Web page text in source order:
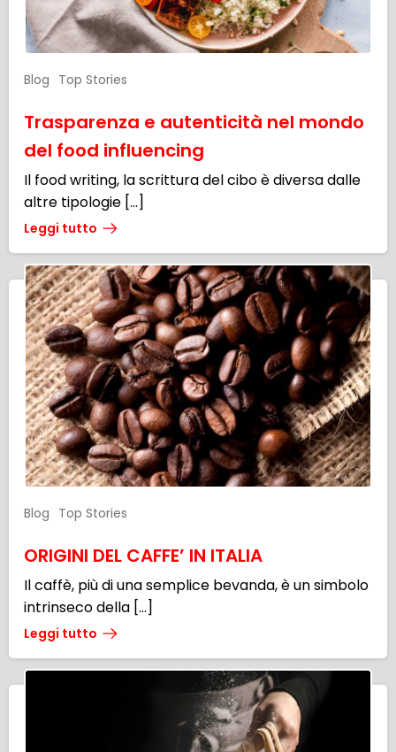
Blog Top Stories
Trasparenza e autenticità nel mondo
del food influencing
Il food writing, la scrittura del cibo è diversa dalle
altre tipologie […]
Leggi tutto
Blog Top Stories
ORIGINI DEL CAFFE’ IN ITALIA
Il caffè, più di una semplice bevanda, è un simbolo
intrinseco della […]
Leggi tutto